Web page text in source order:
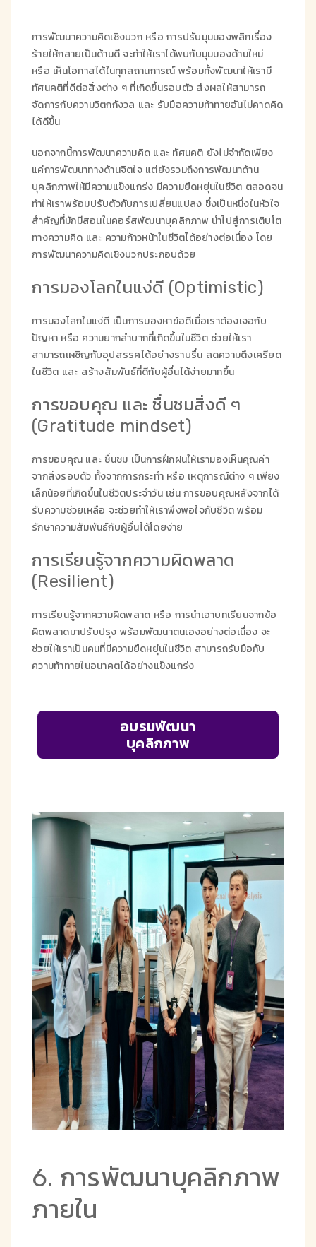
การพัฒนาความคิดเชิงบวก หรือ การปรับมุมมองพลิกเรื่อง
ร้ายให้กลายเป็นด้านดี จะทำให้เราได้พบกับมุมมองด้านใหม่
หรือ เห็นโอกาสได้ในทุกสถานการณ์ พร้อมทั้งพัฒนาให้เรามี
ทัศนคติที่ดีต่อสิ่งต่าง ๆ ที่เกิดขึ้นรอบตัว ส่งผลให้สามารถ
จัดการกับความวิตกกังวล และ รับมือความท้าทายอันไม่คาดคิด
ได้ดีขึ้น
นอกจากนี้การพัฒนาความคิด และ ทัศนคติ ยังไม่จำกัดเพียง
แค่การพัฒนาทางด้านจิตใจ แต่ยังรวมถึงการพัฒนาด้าน
บุคลิกภาพให้มีความแข็งแกร่ง มีความยืดหยุ่นในชีวิต ตลอดจน
ทำให้เราพร้อมปรับตัวกับการเปลี่ยนแปลง ซึ่งเป็นหนึ่งในหัวใจ
สำคัญที่มักมีสอนในคอร์สพัฒนาบุคลิกภาพ นำไปสู่การเติบโต
ทางความคิด และ ความก้าวหน้าในชีวิตได้อย่างต่อเนื่อง โดย
การพัฒนาความคิดเชิงบวกประกอบด้วย
การมองโลกในแง่ดี (Optimistic)
การมองโลกในแง่ดี เป็นการมองหาข้อดีเมื่อเราต้องเจอกับ
ปัญหา หรือ ความยากลำบากที่เกิดขึ้นในชีวิต ช่วยให้เรา
สามารถเผชิญกับอุปสรรคได้อย่างราบรื่น ลดความตึงเครียด
ในชีวิต และ สร้างสัมพันธ์ที่ดีกับผู้อื่นได้ง่ายมากขึ้น
การขอบคุณ และ ชื่นชมสิ่งดี ๆ
(Gratitude mindset)
การขอบคุณ และ ชื่นชม เป็นการฝึกฝนให้เรามองเห็นคุณค่า
จากสิ่งรอบตัว ทั้งจากการกระทำ หรือ เหตุการณ์ต่าง ๆ เพียง
เล็กน้อยที่เกิดขึ้นในชีวิตประจำวัน เช่น การขอบคุณหลังจากได้
รับความช่วยเหลือ จะช่วยทำให้เราพึงพอใจกับชีวิต พร้อม
รักษาความสัมพันธ์กับผู้อื่นได้โดยง่าย
การเรียนรู้จากความผิดพลาด
(Resilient)
การเรียนรู้จากความผิดพลาด หรือ การนำเอาบทเรียนจากข้อ
ผิดพลาดมาปรับปรุง พร้อมพัฒนาตนเองอย่างต่อเนื่อง จะ
ช่วยให้เราเป็นคนที่มีความยืดหยุ่นในชีวิต สามารถรับมือกับ
ความท้าทายในอนาคตได้อย่างแข็งแกร่ง
อบรมพัฒนา
บุคลิกภาพ
6. การพัฒนาบุคลิกภาพ
ภายใน